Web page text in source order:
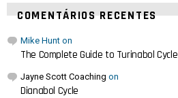
COMENTÁRIOS RECENTES
Mike Hunt on
The Complete Guide to Turinabol Cycle
Jayne Scott Coaching on
Dianabol Cycle